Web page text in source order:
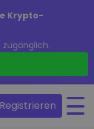
Krypto-
Registrieren